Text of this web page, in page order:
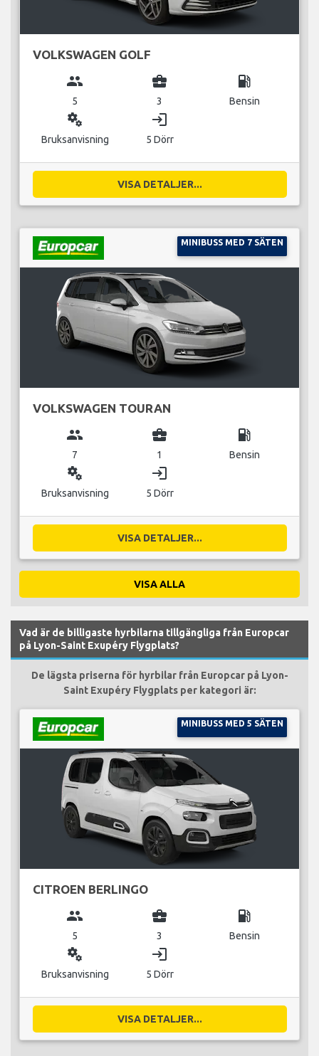
VOLKSWAGEN GOLF
group
5
business_center
3
local_gas_station
Bensin
miscellaneous_services
Bruksanvisning
login
5 Dörr
VISA DETALJER...
MINIBUSS MED 7 SÄTEN
VOLKSWAGEN TOURAN
group
7
business_center
1
local_gas_station
Bensin
miscellaneous_services
Bruksanvisning
login
5 Dörr
VISA DETALJER...
VISA ALLA
Vad är de billigaste hyrbilarna tillgängliga från Europcar
på Lyon-Saint Exupéry Flygplats?
De lägsta priserna för hyrbilar från Europcar på Lyon-
Saint Exupéry Flygplats per kategori är:
MINIBUSS MED 5 SÄTEN
CITROEN BERLINGO
group
5
business_center
3
local_gas_station
Bensin
miscellaneous_services
Bruksanvisning
login
5 Dörr
VISA DETALJER...